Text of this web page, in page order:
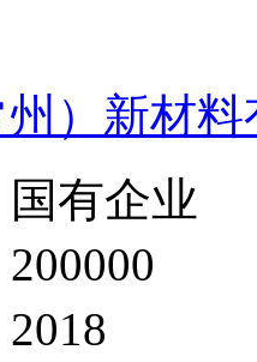
）新材
国有企业
200000
2018